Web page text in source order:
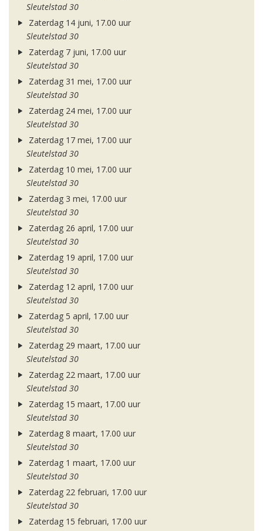
Sleutelstad 30
Zaterdag 14 juni, 17.00 uur
Sleutelstad 30
Zaterdag 7 juni, 17.00 uur
Sleutelstad 30
Zaterdag 31 mei, 17.00 uur
Sleutelstad 30
Zaterdag 24 mei, 17.00 uur
Sleutelstad 30
Zaterdag 17 mei, 17.00 uur
Sleutelstad 30
Zaterdag 10 mei, 17.00 uur
Sleutelstad 30
Zaterdag 3 mei, 17.00 uur
Sleutelstad 30
Zaterdag 26 april, 17.00 uur
Sleutelstad 30
Zaterdag 19 april, 17.00 uur
Sleutelstad 30
Zaterdag 12 april, 17.00 uur
Sleutelstad 30
Zaterdag 5 april, 17.00 uur
Sleutelstad 30
Zaterdag 29 maart, 17.00 uur
Sleutelstad 30
Zaterdag 22 maart, 17.00 uur
Sleutelstad 30
Zaterdag 15 maart, 17.00 uur
Sleutelstad 30
Zaterdag 8 maart, 17.00 uur
Sleutelstad 30
Zaterdag 1 maart, 17.00 uur
Sleutelstad 30
Zaterdag 22 februari, 17.00 uur
Sleutelstad 30
Zaterdag 15 februari, 17.00 uur